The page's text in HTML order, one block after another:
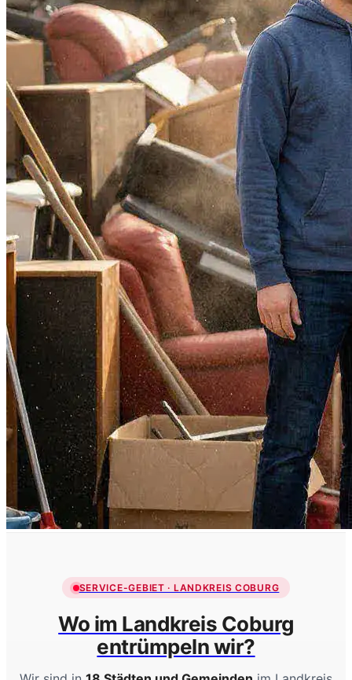
SERVICE-GEBIET · LANDKREIS COBURG
Wo im Landkreis Coburg
entrümpeln wir?